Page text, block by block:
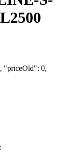
"priceOld": 0,